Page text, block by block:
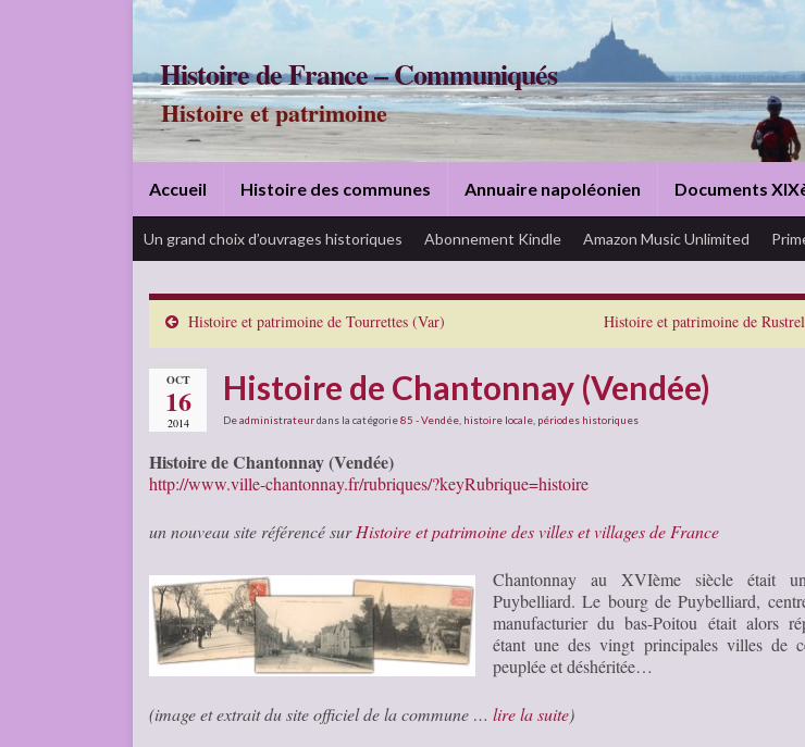
Histoire de France – Communiqués
Histoire et patrimoine
Accueil Histoire des communes Annuaire napoléonien Documents
Un grand choix d’ouvrages historiques Abonnement Kindle Amazon Music Unlimited
Histoire et patrimoine de Tourrettes (Var) Histoire et patrimoine de
OCT
16
2014
Histoire de Chantonnay (Vendée)
Deadministrateurdans la catégorie85 - Vendée histoire locale périodes historiques
Histoire de Chantonnay (Vendée)
http://www.ville-chantonnay.fr/rubriques/?keyRubrique=histoire
un nouveau site référencé surHistoire et patrimoine des villes et villages de France
Chantonnay au XVIème siècle était
Puybelliard. Le bourg de Puybelliard,
manufacturier du bas-Poitou était alors
étant une des vingt principales villes de
peuplée et déshéritée…
(image et extrait du site officiel de la commune … lire la suite)